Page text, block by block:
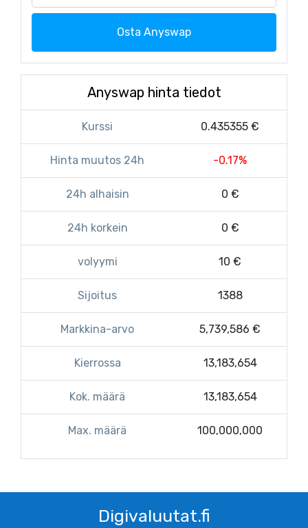
Osta Anyswap
Anyswap hinta tiedot
Kurssi 0.435355 €
Hinta muutos 24h -0.17%
24h alhaisin 0 €
24h korkein 0 €
volyymi 10 €
Sijoitus 1388
Markkina-arvo 5,739,586 €
Kierrossa 13,183,654
Kok. määrä 13,183,654
Max. määrä 100,000,000
Digivaluutat.fi